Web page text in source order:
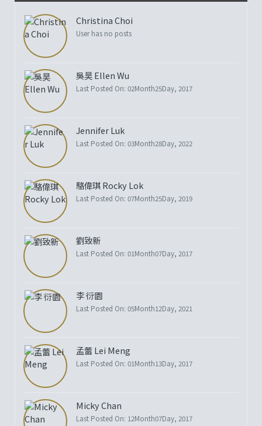
Christina Choi
User has no posts
吳昊 Ellen Wu
Last Posted On: 02Month25Day, 2017
Jennifer Luk
Last Posted On: 03Month28Day, 2022
駱偉琪 Rocky Lok
Last Posted On: 07Month25Day, 2019
劉致新
Last Posted On: 01Month07Day, 2017
李 衍園
Last Posted On: 05Month12Day, 2021
孟蕾 Lei Meng
Last Posted On: 01Month13Day, 2017
Micky Chan
Last Posted On: 12Month07Day, 2017